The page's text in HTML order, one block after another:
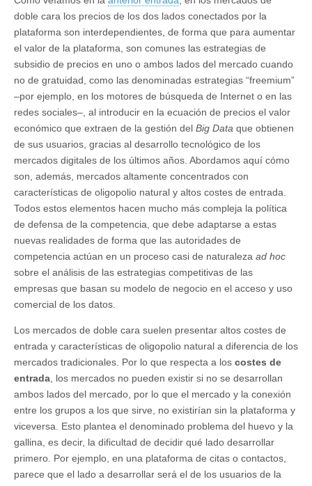
doble cara los precios de los dos lados conectados por la
plataforma son interdependientes, de forma que para aumentar
el valor de la plataforma, son comunes las estrategias de
subsidio de precios en uno o ambos lados del mercado cuando
no de gratuidad, como las denominadas estrategias “freemium”
–por ejemplo, en los motores de búsqueda de Internet o en las
redes sociales–, al introducir en la ecuación de precios el valor
económico que extraen de la gestión del Big Data que obtienen
de sus usuarios, gracias al desarrollo tecnológico de los
mercados digitales de los últimos años. Abordamos aquí cómo
son, además, mercados altamente concentrados con
características de oligopolio natural y altos costes de entrada.
Todos estos elementos hacen mucho más compleja la política
de defensa de la competencia, que debe adaptarse a estas
nuevas realidades de forma que las autoridades de
competencia actúan en un proceso casi de naturaleza ad hoc
sobre el análisis de las estrategias competitivas de las
empresas que basan su modelo de negocio en el acceso y uso
comercial de los datos.
Los mercados de doble cara suelen presentar altos costes de
entrada y características de oligopolio natural a diferencia de los
mercados tradicionales. Por lo que respecta a los costes de
entrada , los mercados no pueden existir si no se desarrollan
ambos lados del mercado, por lo que el mercado y la conexión
entre los grupos a los que sirve, no existirían sin la plataforma y
viceversa. Esto plantea el denominado problema del huevo y la
gallina, es decir, la dificultad de decidir qué lado desarrollar
primero. Por ejemplo, en una plataforma de citas o contactos,
parece que el lado a desarrollar será el de los usuarios de la